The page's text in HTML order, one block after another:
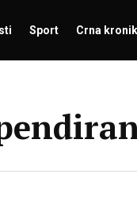
Sport Crna